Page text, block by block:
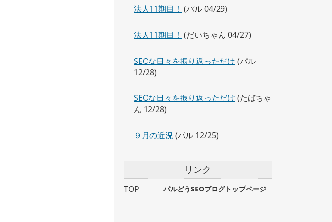
法人11期目！ (パル 04/29)
法人11期目！ (だいちゃん 04/27)
SEOな日々を振り返っただけ (パル
12/28)
SEOな日々を振り返っただけ (たばちゃ
ん 12/28)
９月の近況 (パル 12/25)
リンク
TOP パルどうSEOブログトップページ